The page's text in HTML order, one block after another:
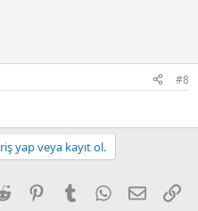
#8
yap veya kayıt ol.
Reddit PinterestTumblr WhatsApp
E-posta